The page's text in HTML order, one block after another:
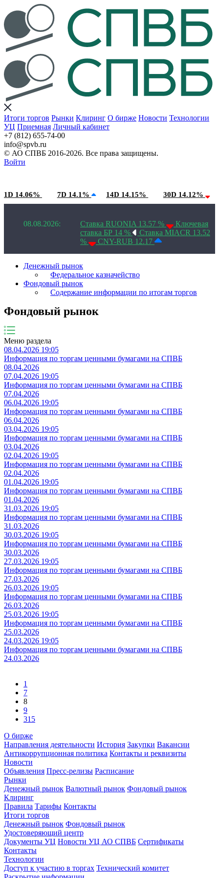
Итоги торгов Рынки Клиринг О бирже Новости Технологии
УЦ Приемная Личный кабинет
+7 (812) 655-74-00
info@spvb.ru
© АО СПВБ 2016-2026. Все права защищены.
Войти
1D 14.06% 7D 14.1% 14D 14.15% 30D 14.12%
08.08.2026: Ставка RUONIA 13.57 %
Ключевая
ставка БР 14 %
Ставка MIACR 13.52
%
CNY-RUB 12.17
Денежный рынок
Федеральное казначейство
Фондовый рынок
Содержание информации по итогам торгов
Фондовый рынок
Меню раздела
08.04.2026 19:05
Информация по торгам ценными бумагами на СПВБ
08.04.2026
07.04.2026 19:05
Информация по торгам ценными бумагами на СПВБ
07.04.2026
06.04.2026 19:05
Информация по торгам ценными бумагами на СПВБ
06.04.2026
03.04.2026 19:05
Информация по торгам ценными бумагами на СПВБ
03.04.2026
02.04.2026 19:05
Информация по торгам ценными бумагами на СПВБ
02.04.2026
01.04.2026 19:05
Информация по торгам ценными бумагами на СПВБ
01.04.2026
31.03.2026 19:05
Информация по торгам ценными бумагами на СПВБ
31.03.2026
30.03.2026 19:05
Информация по торгам ценными бумагами на СПВБ
30.03.2026
27.03.2026 19:05
Информация по торгам ценными бумагами на СПВБ
27.03.2026
26.03.2026 19:05
Информация по торгам ценными бумагами на СПВБ
26.03.2026
25.03.2026 19:05
Информация по торгам ценными бумагами на СПВБ
25.03.2026
24.03.2026 19:05
Информация по торгам ценными бумагами на СПВБ
24.03.2026
1
7
8
9
315
О бирже
Направления деятельности История Закупки Вакансии
Антикоррупционная политика Контакты и реквизиты
Новости
Объявления Пресс-релизы Расписание
Рынки
Денежный рынок Валютный рынок Фондовый рынок
Клиринг
Правила Тарифы Контакты
Итоги торгов
Денежный рынок Фондовый рынок
Удостоверяющий центр
Документы УЦ Новости УЦ АО СПВБ Сертификаты
Контакты
Технологии
Доступ к участию в торгах Технический комитет